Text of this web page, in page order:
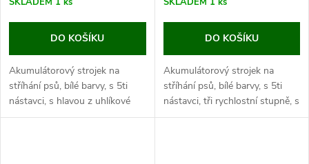
DO KOŠÍKU
Akumulátorový strojek na
stříhání psů, bílé barvy, s 5ti
nástavci, s hlavou z uhlíkové
oceli, s rozměry 17x4,6x4,6 cm.
DO KOŠÍKU
Akumulátorový strojek na
stříhání psů, bílé barvy, s 5ti
nástavci, tři rychlostní stupně, s
hlavou z uhlíkové oceli,